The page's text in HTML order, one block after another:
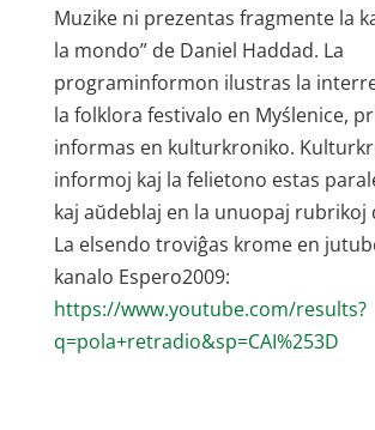
Muzike ni prezentas fragmente la
la mondo” de Daniel Haddad. La
programinformon ilustras la
la folklora festivalo en Myślenice,
informas en kulturkroniko.
informoj kaj la felietono estas
kaj aŭdeblaj en la unuopaj rubrikoj
La elsendo troviĝas krome en
kanalo Espero2009:
https://www.youtube.com/results?
q=pola+retradio&sp=CAI%253D